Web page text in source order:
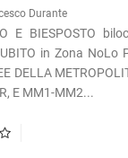
Durante
E BIESPOSTO
in Zona NoLo
DELLA
E MM1-MM2...